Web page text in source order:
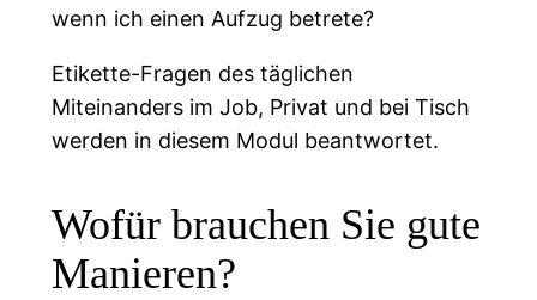
wenn ich einen Aufzug betrete?
Etikette-Fragen des täglichen
Miteinanders im Job, Privat und bei Tisch
werden in diesem Modul beantwortet.
Wofür brauchen Sie gute
Manieren?